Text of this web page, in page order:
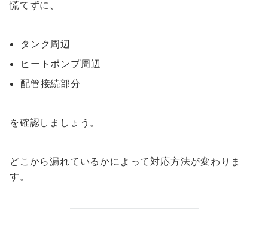
慌てずに、
タンク周辺
ヒートポンプ周辺
配管接続部分
を確認しましょう。
どこから漏れているかによって対応方法が変わりま
す。